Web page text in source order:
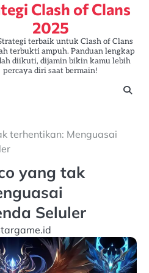
Clash of Clans
2025
terbaik untuk Clash of Clans
terbukti ampuh. Panduan lengkap
diikuti, dijamin bikin kamu lebih
percaya diri saat bermain!
terhentikan: Menguasai
yang tak
Seluler